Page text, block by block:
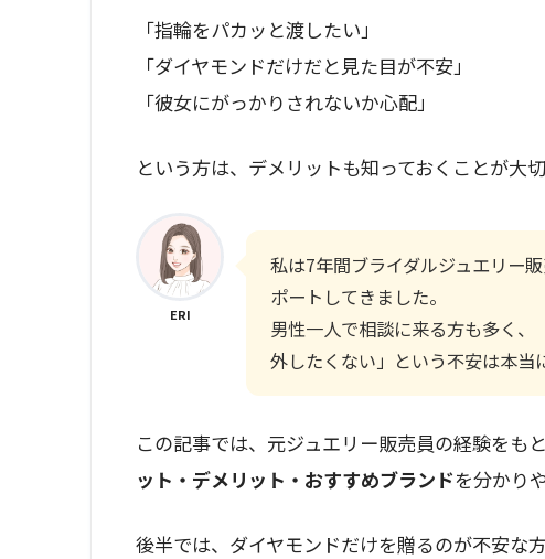
「指輪をパカッと渡したい」
「ダイヤモンドだけだと見た目が不安」
「彼女にがっかりされないか心配」
という方は、デメリットも知っておくことが大切
ERI
私は7年間ブライダルジュエリー
ポートしてきました。
男性一人で相談に来る方も多く
外したくない」という不安は本当
この記事では、元ジュエリー販売員の経験をもと
ット・デメリット・おすすめブランドを分かり
後半では、ダイヤモンドだけを贈るのが不安な方